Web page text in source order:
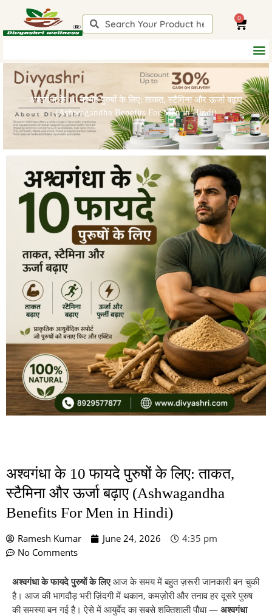
content
SearchSearch 0
Cart
अश्वगंधा के 10 फायदे पुरुषों के लिए: ताकत, स्टैमिना और ऊर्जा बढ़ाए
(Ashwagandha Benefits For Men in Hindi)
अश्वगंधा के 10 फायदे पुरुषों के लिए: ताकत,
स्टैमिना और ऊर्जा बढ़ाए (Ashwagandha
Benefits For Men in Hindi)
Ramesh Kumar June 24, 2026
4:35 pm
No Comments
अश्वगंधा के फायदे पुरुषों के लिएआज के समय में बहुत ज़रूरी जानकारी बन चुकी
है। आज की भागदौड़ भरी ज़िंदगी में थकान, कमज़ोरी और तनाव हर दूसरे पुरुष
की समस्या बन गई है। ऐसे में आयुर्वेद का सबसे शक्तिशाली पौधा — अश्वगंधा